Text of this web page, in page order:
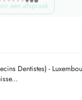
een afspraak
Dentistes) -